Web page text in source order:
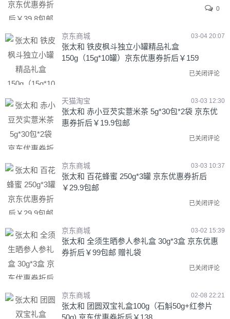
0
京东商城 03-04 20:07
张太和 铁皮枫斗独立小罐精品礼盒
150g（15g*10罐）京东优惠券折后￥159
已关闭评论
天猫淘宝 03-03 12:30
张太和 赤小豆芡实薏米茶 5g*30包*2袋 京东优
惠券折后￥19.9包邮
已关闭评论
京东商城 03-03 10:37
张太和 百花蜂蜜 250g*3罐 京东优惠券折后
￥29.9包邮
已关闭评论
京东商城 03-02 15:39
张太和 全须生晒参人参礼盒 30g*3盒 京东优惠
券折后￥99包邮 赠礼袋
已关闭评论
京东商城 02-08 22:21
张太和 团圆双宝礼盒100g（石斛50g+红参片
50g) 京东优惠券折后￥138